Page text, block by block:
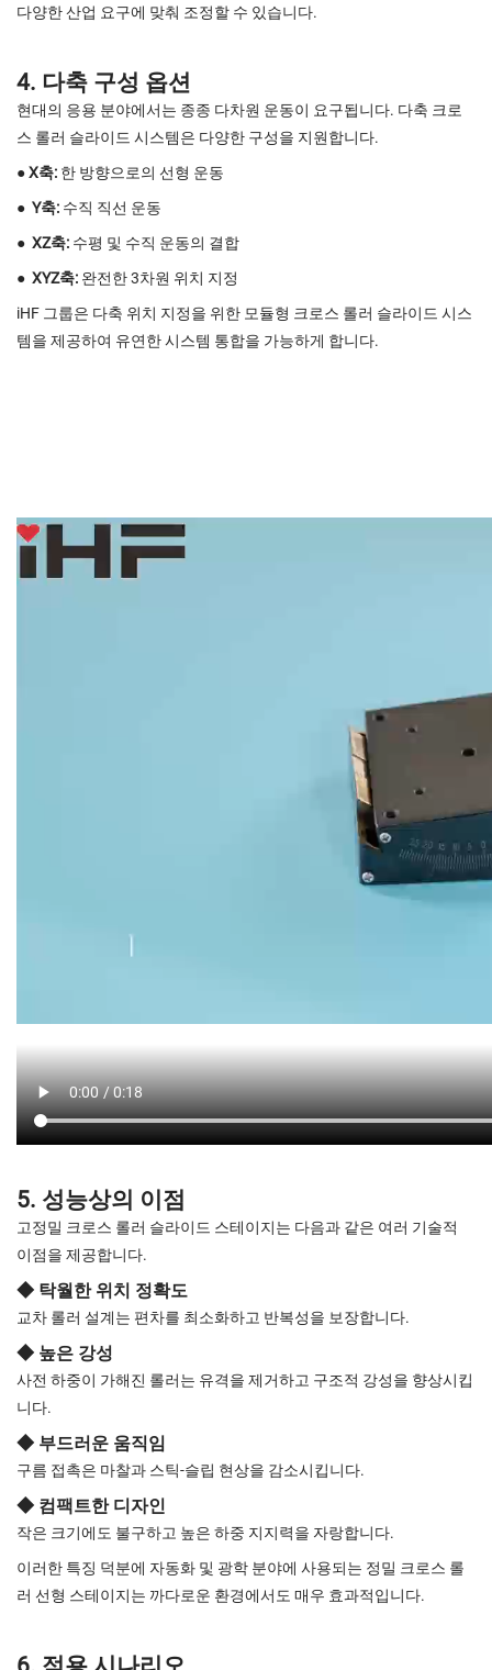
다양한 산업 요구에 맞춰 조정할 수 있습니다.
4. 다축 구성 옵션
현대의 응용 분야에서는 종종 다차원 운동이 요구됩니다. 다축 크로
스 롤러 슬라이드 시스템은 다양한 구성을 지원합니다.
● X축: 한 방향으로의 선형 운동
● Y축: 수직 직선 운동
● XZ축: 수평 및 수직 운동의 결합
● XYZ축: 완전한 3차원 위치 지정
iHF 그룹은 다축 위치 지정을 위한 모듈형 크로스 롤러 슬라이드 시스
템을 제공하여 유연한 시스템 통합을 가능하게 합니다.
5. 성능상의 이점
고정밀 크로스 롤러 슬라이드 스테이지는 다음과 같은 여러 기술적
이점을 제공합니다.
◆ 탁월한 위치 정확도
교차 롤러 설계는 편차를 최소화하고 반복성을 보장합니다.
◆ 높은 강성
사전 하중이 가해진 롤러는 유격을 제거하고 구조적 강성을 향상시킵
니다.
◆ 부드러운 움직임
구름 접촉은 마찰과 스틱-슬립 현상을 감소시킵니다.
◆ 컴팩트한 디자인
작은 크기에도 불구하고 높은 하중 지지력을 자랑합니다.
이러한 특징 덕분에 자동화 및 광학 분야에 사용되는 정밀 크로스 롤
러 선형 스테이지는 까다로운 환경에서도 매우 효과적입니다.